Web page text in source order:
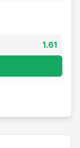
1.61